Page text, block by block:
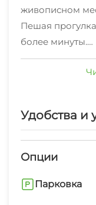
живописном
Пешая
более минуты.
За
можно
общественного
радостью
В числе
Удобства и
Опции
Парковка